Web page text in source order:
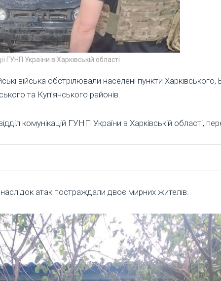
ГУНП України в Харківській області
війська обстрілювали населені пункти Харківського,
та Куп’янського районів.
комунікацій ГУНП України в Харківській області,
атак постраждали двоє мирних жителів.